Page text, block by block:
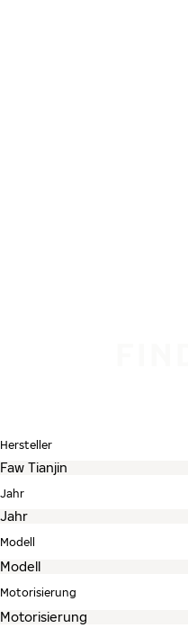
Hersteller
Jahr
Modell
Motorisierung